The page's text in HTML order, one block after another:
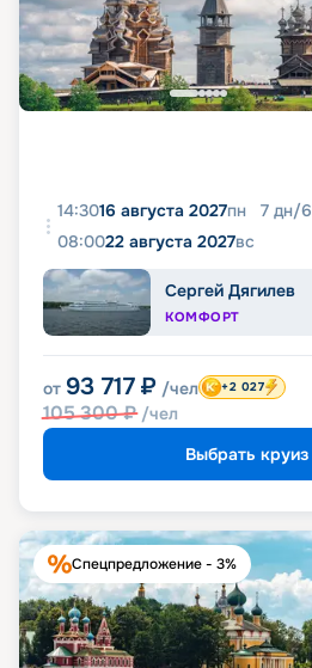
14:3016 августа 2027пн 7 дн/6
08:0022 августа 2027вс
Сергей Дягилев
КОМФОРТ
от 93 717 ₽ /чел
105 300₽ /чел
+2 027
Выбрать круиз
Спецпредложение - 3%